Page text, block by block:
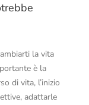
la vita
è la
di vita, l’inizio
adattarle